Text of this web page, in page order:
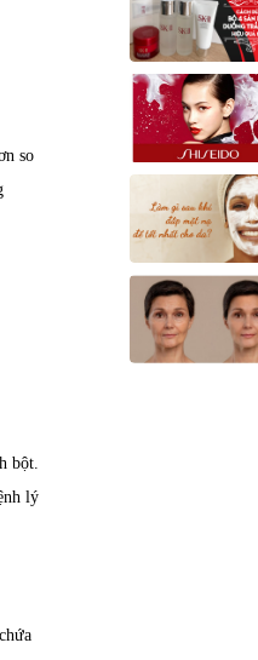
so
bột.
lý